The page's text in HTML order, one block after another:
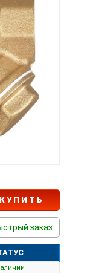
заказ
КУПИТЬ